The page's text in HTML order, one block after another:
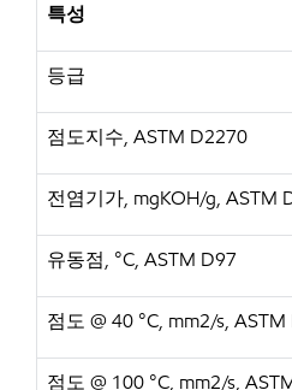
특성
등급
점도지수, ASTM D2270
전염기가, mgKOH/g, ASTM
유동점, °C, ASTM D97
점도 @ 40 °C, mm2/s,
점도 @ 100 °C, mm2/s,